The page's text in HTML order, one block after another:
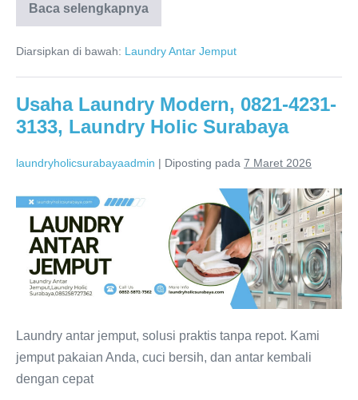
Baca selengkapnya
0821-
4231-
Holic
Surabaya
Diarsipkan di bawah: Laundry Antar Jemput
Usaha Laundry Modern, 0821-4231-
3133, Laundry Holic Surabaya
laundryholicsurabayaadmin | Diposting pada 7 Maret 2026
Usaha
Laundry
Modern,
0821-
4231-
Laundry
Holic
Surabaya
Laundry antar jemput, solusi praktis tanpa repot. Kami
jemput pakaian Anda, cuci bersih, dan antar kembali
dengan cepat